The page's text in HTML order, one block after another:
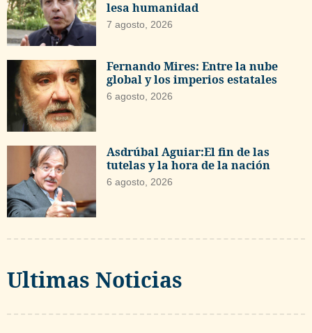
lesa humanidad
7 agosto, 2026
Fernando Mires: Entre la nube
global y los imperios estatales
6 agosto, 2026
Asdrúbal Aguiar:El fin de las
tutelas y la hora de la nación
6 agosto, 2026
Ultimas Noticias